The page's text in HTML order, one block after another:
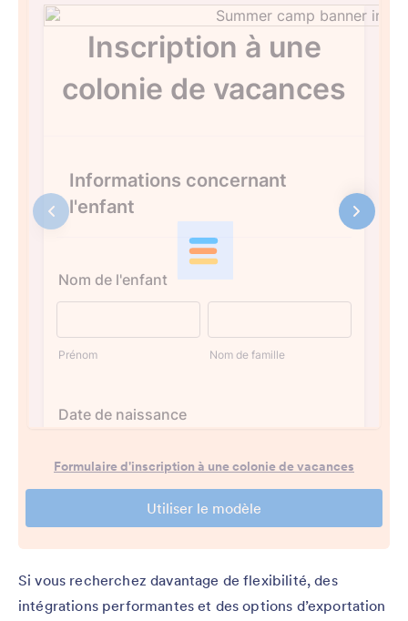
Si vous recherchez davantage de flexibilité, des
intégrations performantes et des options d’exportation